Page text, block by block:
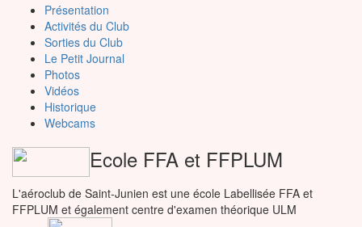
Présentation
Activités du Club
Sorties du Club
Le Petit Journal
Photos
Vidéos
Historique
Webcams
Ecole FFA et FFPLUM
L'aéroclub de Saint-Junien est une école Labellisée FFA et
FFPLUM et également centre d'examen théorique ULM